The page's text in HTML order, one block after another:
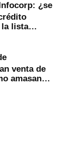
¿se
la lista
venta de
amasan